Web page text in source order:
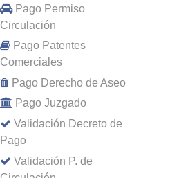
Pago Permiso
Circulación
Pago Patentes
Comerciales
Pago Derecho de Aseo
Pago Juzgado
Validación Decreto de
Pago
Validación P. de